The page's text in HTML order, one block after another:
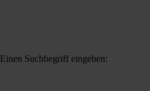
Einen Suchbegriff eingeben: